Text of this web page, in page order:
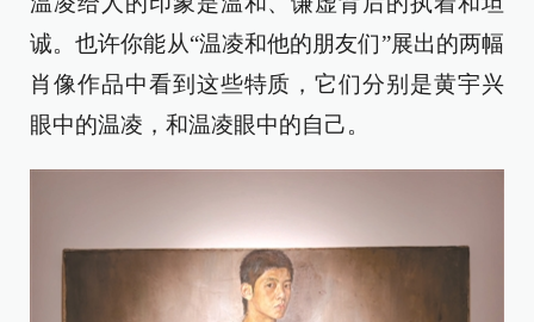
诚。也许你能从“温凌和他的朋友们”展出的两幅
肖像作品中看到这些特质，它们分别是黄宇兴
眼中的温凌，和温凌眼中的自己。